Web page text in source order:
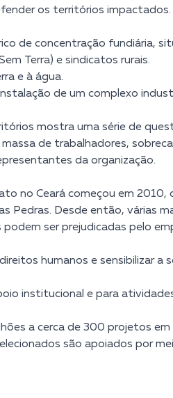
os territórios impactados.
de concentração fundiária,
Terra) e sindicatos rurais.
e à água.
de um complexo
mostra uma série de
de trabalhadores,
da organização.
no Ceará começou em 2010,
Pedras. Desde então, várias
ser prejudicadas pelo
humanos e sensibilizar
institucional e para
a cerca de 300 projetos
são apoiados por